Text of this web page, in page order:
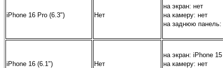
iPhone 16 Pro (6.3") Нет
на экран: нет
на камеру: нет
на заднюю панель:
iPhone 16 (6.1") Нет
на экран: iPhone 15
на камеру: нет